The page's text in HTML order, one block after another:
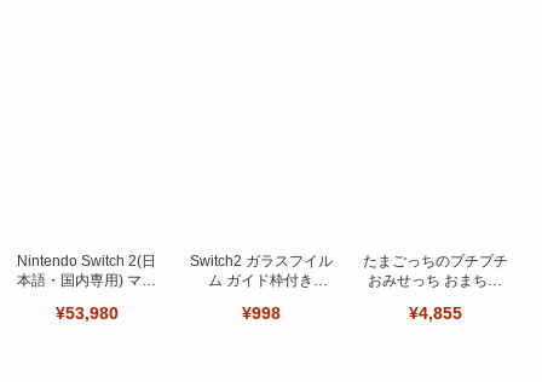
Nintendo Switch 2(日
本語・国内専用) マリ
ット
¥53,980
Switch2 ガラスフイル
ム ガイド枠付き
ット 日本旭硝子製-高
¥998
たまごっちのプチプチ
おみせっち おまちど
¥4,855